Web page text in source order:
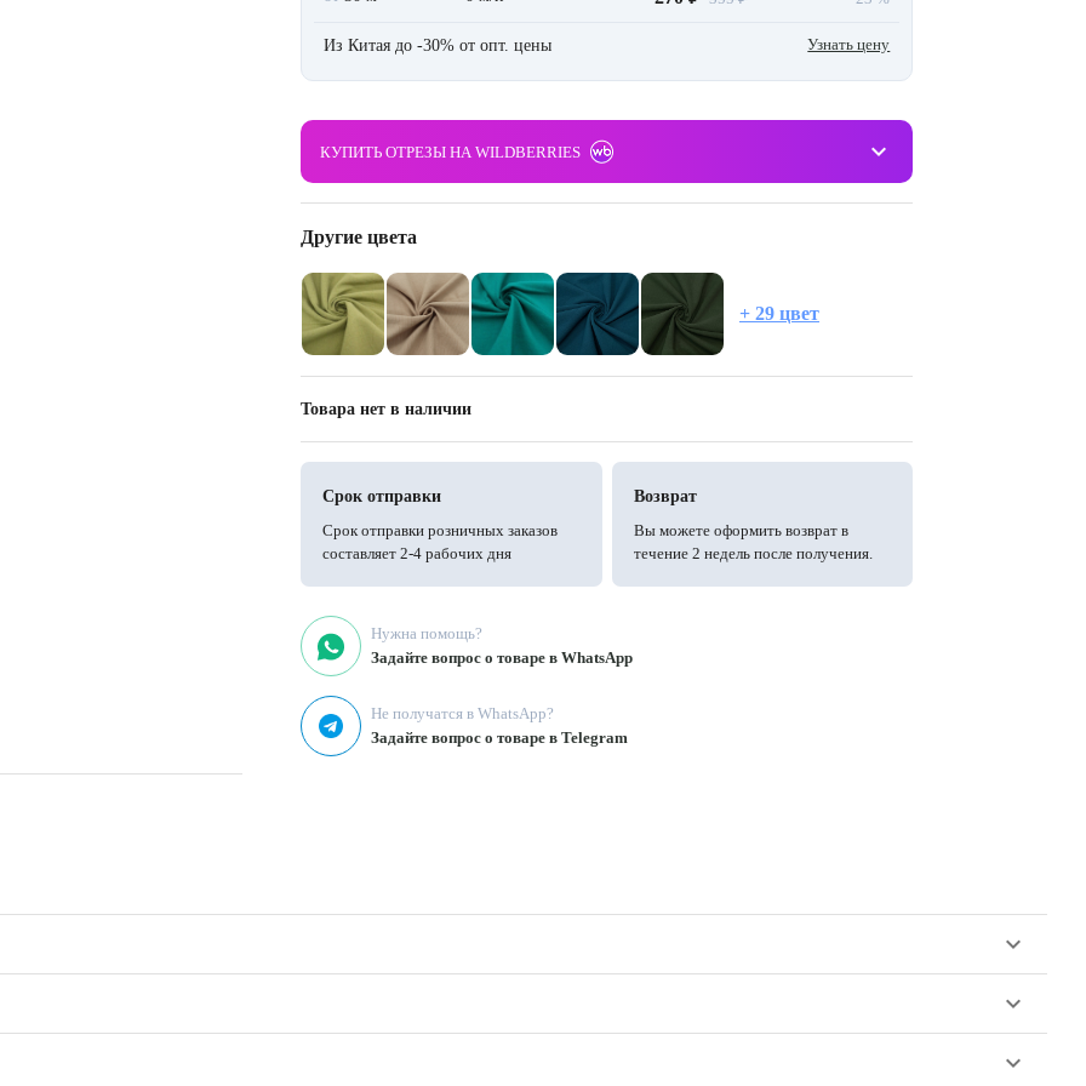
с эффектом жатки. Ширина
мнется умеренно. Из
Из Китая до -30% от опт. цены Узнать цену
КУПИТЬ ОТРЕЗЫ НА WILDBERRIES keyboard_arrow_down
Другие цвета
+ 29 цвет
Товара нет в наличии
Срок отправки
Срок отправки розничных заказов
составляет 2-4 рабочих дня
Возврат
Вы можете оформить возврат в
течение 2 недель после получения.
Нужна помощь?
Задайте вопрос о товаре в WhatsApp
Не получатся в WhatsApp?
Задайте вопрос о товаре в Telegram
keyboard_arrow_down
keyboard_arrow_down
keyboard_arrow_down